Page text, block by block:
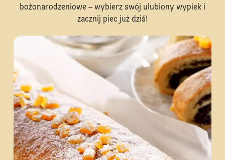
bożonarodzeniowe – wybierz swój ulubiony wypiek i
zacznij piec już dziś!